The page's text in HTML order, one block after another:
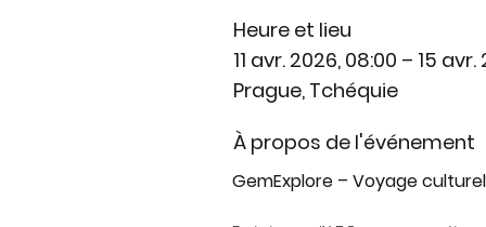
Heure et lieu
11 avr. 2026, 08:00 – 15 avr.
Prague, Tchéquie
À propos de l'événement
GemExplore – Voyage